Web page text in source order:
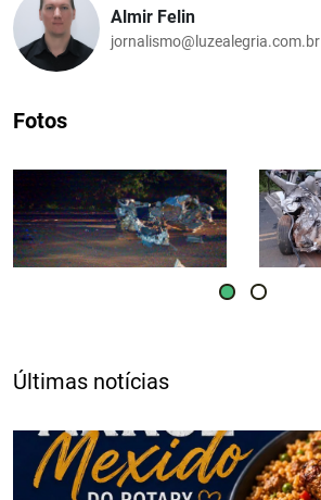
Almir Felin
jornalismo@luzealegria.com.br
Fotos
Últimas notícias